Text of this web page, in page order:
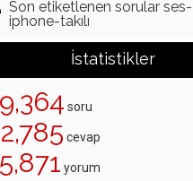
Son etiketlenen sorular ses-
iphone-takılı
İstatistikler
soru
cevap
yorum